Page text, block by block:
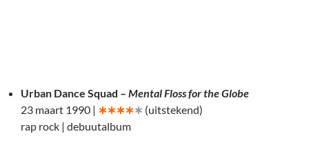
Urban Dance Squad – Mental Floss for the Globe
23 maart 1990 | ∗∗∗∗∗ (uitstekend)
rap rock | debuutalbum